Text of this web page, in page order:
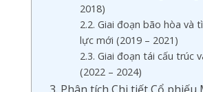
2018)
2.2. Giai đoạn bão hòa và
lực mới (2019 – 2021)
2.3. Giai đoạn tái cấu trúc
(2022 – 2024)
3. Phân tích Chi tiết Cổ phiếu